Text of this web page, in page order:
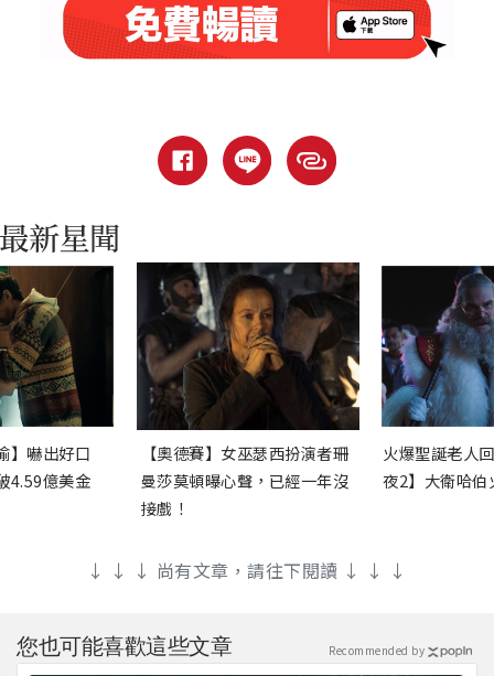
】嚇出好口
4.59億美金
【奧德賽】女巫瑟西扮演者珊
曼莎莫頓曝心聲，已經一年沒
接戲！
火爆聖誕老人
夜2】大衛哈伯
↓ ↓ ↓ 尚有文章，請往下閱讀 ↓ ↓ ↓
您也可能喜歡這些文章 Recommended by